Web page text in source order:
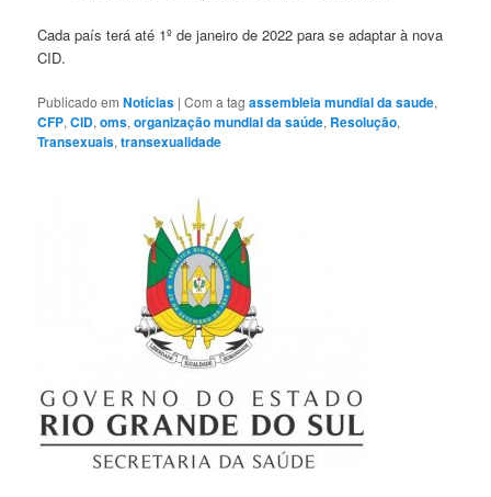
Cada país terá até 1º de janeiro de 2022 para se adaptar à nova
CID.
Publicado em Notícias |Com a tagassembleia mundial da saude,
CFP,CID,oms,organização mundial da saúde, Resolução,
Transexuais,transexualidade